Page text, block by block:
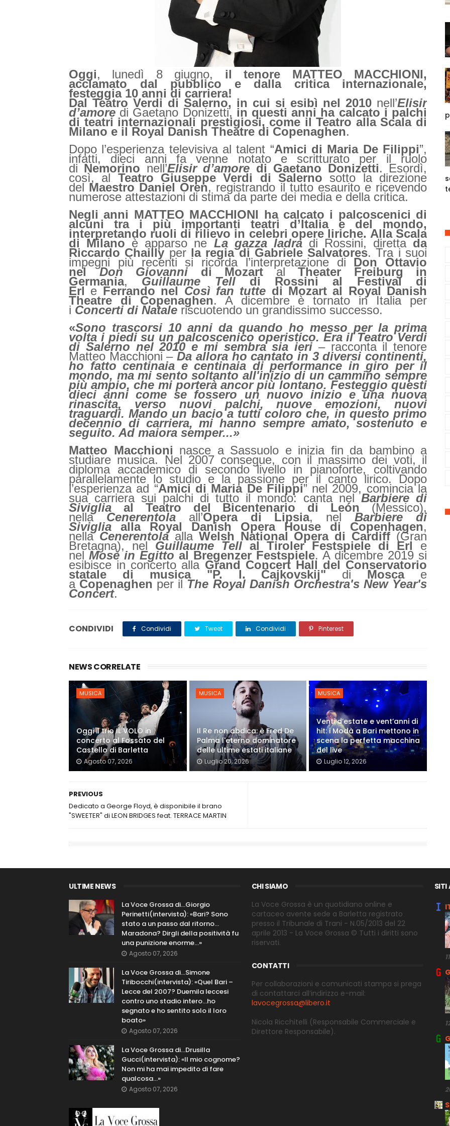
Oggi, lunedì 8 giugno, il tenore MATTEO MACCHIONI,
acclamato dal pubblico e dalla critica internazionale,
festeggia 10 anni di carriera!
Dal Teatro Verdi di Salerno, in cui si esibì nel 2010 nell’Elisir
d’amore di Gaetano Donizetti, in questi anni ha calcato i palchi
di teatri internazionali prestigiosi, come il Teatro alla Scala di
Milano e il Royal Danish Theatre di Copenaghen.
Dopo l’esperienza televisiva al talent “Amici di Maria De Filippi”,
infatti, dieci anni fa venne notato e scritturato per il ruolo
di Nemorino nell’Elisir d’amore di Gaetano Donizetti. Esordì,
così, al Teatro Giuseppe Verdi di Salerno sotto la direzione
del Maestro Daniel Oren, registrando il tutto esaurito e ricevendo
numerose attestazioni di stima da parte dei media e della critica.
Negli anni MATTEO MACCHIONI ha calcato i palcoscenici di
alcuni tra i più importanti teatri d’Italia e del mondo,
interpretando ruoli di rilievo in celebri opere liriche. Alla Scala
di Milano è apparso ne La gazza ladradi Rossini, diretta da
Riccardo Chailly per la regia di Gabriele Salvatores. Tra i suoi
impegni più recenti si ricorda l’interpretazione di Don Ottavio
nelDon Giovanni di Mozart alTheater Freiburg in
Germania, Guillaume Tell di Rossini al Festival di
Erl e Ferrando nel Così fan tutte di Mozart al Royal Danish
Theatre di Copenaghen. A dicembre è tornato in Italia per
i Concerti di Natale riscuotendo un grandissimo successo.
«Sono trascorsi 10 anni da quando ho messo per la prima
volta i piedi su un palcoscenico operistico. Era il Teatro Verdi
di Salerno nel 2010 e mi sembra sia ieri – racconta il tenore
Matteo Macchioni –Da allora ho cantato in 3 diversi continenti,
ho fatto centinaia e centinaia di performance in giro per il
mondo, ma mi sento soltanto all'inizio di un cammino sempre
più ampio, che mi porterà ancor più lontano. Festeggio questi
dieci anni come se fossero un nuovo inizio e una nuova
rinascita, verso nuovi palchi, nuove emozioni, nuovi
traguardi. Mando un bacio a tutti coloro che, in questo primo
decennio di carriera, mi hanno sempre amato, sostenuto e
seguito. Ad maiora semper...»
Matteo Macchioni nasce a Sassuolo e inizia fin da bambino a
studiare musica. Nel 2007 consegue, con il massimo dei voti, il
diploma accademico di secondo livello in pianoforte, coltivando
parallelamente lo studio e la passione per il canto lirico. Dopo
l’esperienza ad “Amici di Maria De Filippi” nel 2009, comincia la
sua carriera sui palchi di tutto il mondo: canta nelBarbiere di
Siviglia al Teatro del Bicentenario di León (Messico),
nella Cenerentolaall’Opera di Lipsia, nelBarbiere di
Siviglia alla Royal Danish Opera House di Copenhagen,
nella CenerentolaallaWelsh National Opera di Cardiff (Gran
Bretagna), nel Guillaume Tellal Tiroler Festspiele di Erl e
nelMosè in Egitto al Bregenzer Festspiele. A dicembre 2019 si
esibisce in concerto alla Grand Concert Hall del Conservatorio
statale di musica "P. I. Čajkovskij" di Moscae
a Copenaghen per il The Royal Danish Orchestra's New Year's
Concert.
CONDIVIDI Condividi Tweet Condividi Pinterest
NEWS CORRELATE
MUSICA
Oggi il trio IL VOLO in
concerto al Fossato del
Castello di Barletta
Agosto 07, 2026
MUSICA
Il Re non abdica: è Fred De
Palma l'eterno dominatore
delle ultime estati italiane
Luglio 20, 2026
MUSICA
Venti d’estate e vent’anni di
hit: i Modà a Bari mettono in
scena la perfetta macchina
del live
Luglio 12, 2026
PREVIOUS
Dedicato a George Floyd, è disponibile il brano
"SWEETER" di LEON BRIDGES feat. TERRACE MARTIN
ULTIME NEWS
La Voce Grossa di…Giorgio
Perinetti(intervista): «Bari? Sono
stato a un passo dal ritorno...
Maradona? Dirgli della positività fu
una punizione enorme…»
Agosto 07, 2026
La Voce Grossa di…Simone
Tiribocchi(intervista): «Quel Bari –
Lecce del 2007? Duemila leccesi
contro uno stadio intero...ho
segnato e ho sentito solo il loro
boato»
Agosto 07, 2026
La Voce Grossa di…Drusilla
Gucci(intervista): «Il mio cognome?
Non mi ha mai impedito di fare
qualcosa…»
Agosto 07, 2026
CHI SIAMO
La Voce Grossa è un quotidiano online e
cartaceo avente sede a Barletta registrato
presso il Tribunale di Trani - N.05/2013 del 22
aprile 2013 - La Voce Grossa © Tutti i diritti sono
riservati.
CONTATTI
Per collaborazioni e comunicati stampa si prega
di contattarci all’indirizzo e-mail:
lavocegrossa@libero.it
Nicola Ricchitelli (Responsabile Commerciale e
Direttore Responsabile).
SITI